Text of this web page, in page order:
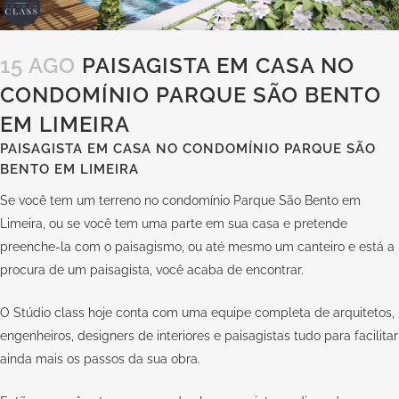
15 AGO PAISAGISTA EM CASA NO
CONDOMÍNIO PARQUE SÃO BENTO
EM LIMEIRA
PAISAGISTA EM CASA NO CONDOMÍNIO PARQUE SÃO
BENTO EM LIMEIRA
Se você tem um terreno no condomínio Parque São Bento em
Limeira, ou se você tem uma parte em sua casa e pretende
preenche-la com o paisagismo, ou até mesmo um canteiro e está a
procura de um paisagista, você acaba de encontrar.
O Stúdio class hoje conta com uma equipe completa de arquitetos,
engenheiros, designers de interiores e paisagistas tudo para facilitar
ainda mais os passos da sua obra.